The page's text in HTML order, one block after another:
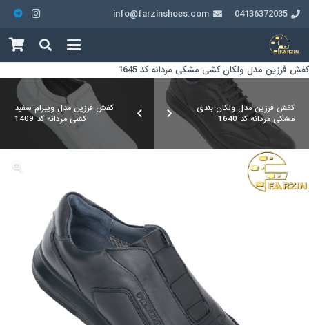
04136372035
info@farzinshoes.com
کفش فرزین مدل ولکان کشی مشکی مردانه کد 1645
کفش فرزین مدل ویبرام سفید
کشی مردانه کد 1409
کفش فرزین مدل ولکان بندی
مشکی مردانه کد 1640